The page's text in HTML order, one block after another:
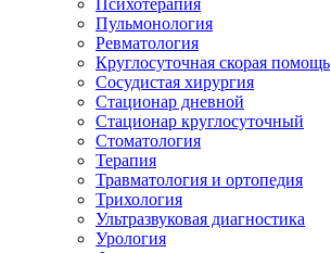
Психотерапия
Пульмонология
Ревматология
Круглосуточная скорая помощь
Сосудистая хирургия
Стационар дневной
Стационар круглосуточный
Стоматология
Терапия
Травматология и ортопедия
Трихология
Ультразвуковая диагностика
Урология